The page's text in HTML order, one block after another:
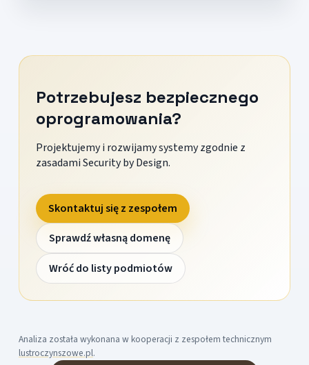
Potrzebujesz bezpiecznego
oprogramowania?
Projektujemy i rozwijamy systemy zgodnie z
zasadami Security by Design.
Skontaktuj się z zespołem
Sprawdź własną domenę
Wróć do listy podmiotów
Analiza została wykonana w kooperacji z zespołem technicznym
lustroczynszowe.pl.